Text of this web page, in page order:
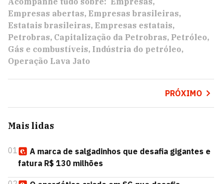
Empresas abertas Empresas brasileiras
Estatais brasileiras Empresas estatais
Petrobras Capitalização da Petrobras Petróleo
Gás e combustíveis Indústria do petróleo
Operação Lava Jato
PRÓXIMO
Mais lidas
01
A marca de salgadinhos que desafia gigantes e
fatura R$ 130 milhões